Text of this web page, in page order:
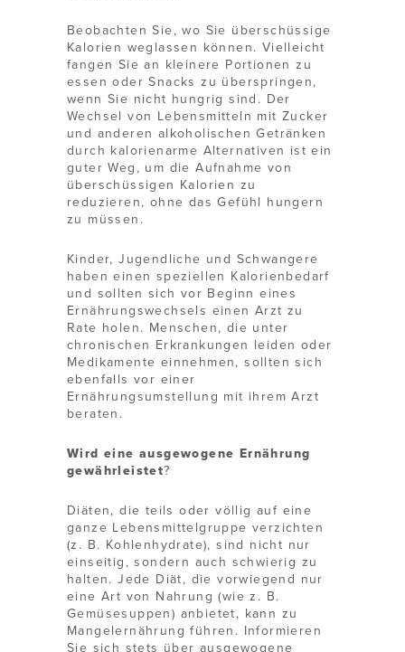
Beobachten Sie, wo Sie überschüssige
Kalorien weglassen können. Vielleicht
fangen Sie an kleinere Portionen zu
essen oder Snacks zu überspringen,
wenn Sie nicht hungrig sind. Der
Wechsel von Lebensmitteln mit Zucker
und anderen alkoholischen Getränken
durch kalorienarme Alternativen ist ein
guter Weg, um die Aufnahme von
überschüssigen Kalorien zu
reduzieren, ohne das Gefühl hungern
zu müssen.
Kinder, Jugendliche und Schwangere
haben einen speziellen Kalorienbedarf
und sollten sich vor Beginn eines
Ernährungswechsels einen Arzt zu
Rate holen. Menschen, die unter
chronischen Erkrankungen leiden oder
Medikamente einnehmen, sollten sich
ebenfalls vor einer
Ernährungsumstellung mit ihrem Arzt
beraten.
Wird eine ausgewogene Ernährung
gewährleistet?
Diäten, die teils oder völlig auf eine
ganze Lebensmittelgruppe verzichten
(z. B. Kohlenhydrate), sind nicht nur
einseitig, sondern auch schwierig zu
halten. Jede Diät, die vorwiegend nur
eine Art von Nahrung (wie z. B.
Gemüsesuppen) anbietet, kann zu
Mangelernährung führen. Informieren
Sie sich stets über ausgewogene